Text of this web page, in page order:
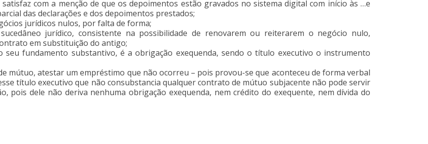
com a menção de que os depoimentos estão gravados no sistema digital com início às …e
das declarações e dos depoimentos prestados;
jurídicos nulos, por falta de forma;
jurídico, consistente na possibilidade de renovarem ou reiterarem o negócio nulo,
em substituição do antigo;
seu fundamento substantivo, é a obrigação exequenda, sendo o título executivo o instrumento
mútuo, atestar um empréstimo que não ocorreu – pois provou-se que aconteceu de forma verbal
título executivo que não consubstancia qualquer contrato de mútuo subjacente não pode servir
pois dele não deriva nenhuma obrigação exequenda, nem crédito do exequente, nem dívida do